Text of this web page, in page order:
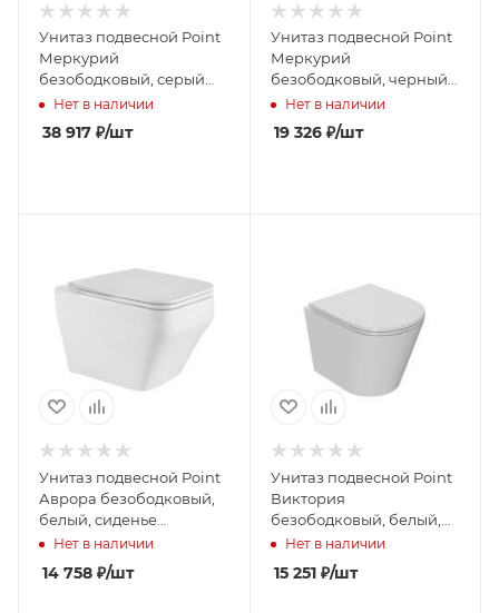
Унитаз подвесной Point
Меркурий
безободковый, серый
мат., сиденье дюропласт
микролифт быстросъем.,
PN41831GM
Нет в наличии
38 917 ₽/шт
Унитаз подвесной Point
Меркурий
безободковый, черный
мат., сиденье дюропласт
микролифт быстросъем.,
PN41831BM
Нет в наличии
19 326₽/шт
Унитаз подвесной Point
Аврора безободковый,
белый, сиденье
дюропласт микролифт
быстросъем., PN41101
Нет в наличии
14 758 ₽/шт
Унитаз подвесной Point
Виктория
безободковый, белый,
сиденье дюропласт
микролифт быстросъем.,
PN41061
Нет в наличии
15 251₽/шт